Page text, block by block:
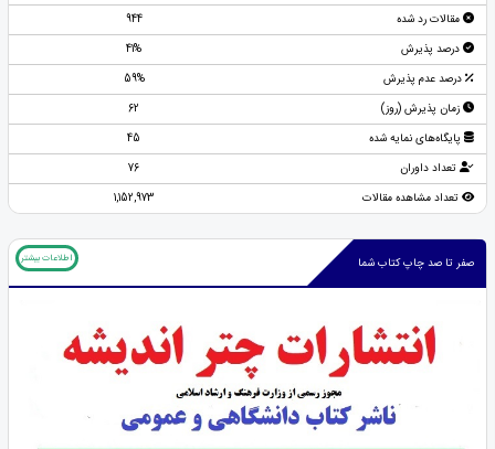
مقالات رد شده
944
درصد پذیرش
41%
درصد عدم پذیرش
59%
زمان پذیرش (روز)
62
پایگاه‌های نمایه شده
45
تعداد داوران
76
تعداد مشاهده مقالات
1,152,973
صفر تا صد چاپ کتاب شما اطلاعات بیشتر